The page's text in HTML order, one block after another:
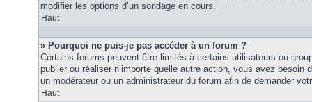
modifier les options d’un sondage en cours.
Haut
» Pourquoi ne puis-je pas accéder à un forum ?
Certains forums peuvent être limités à certains utilisateurs ou
publier ou réaliser n’importe quelle autre action, vous avez besoin
un modérateur ou un administrateur du forum afin de demander
Haut